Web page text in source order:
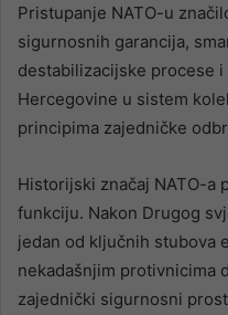
Pristupanje NATO-u
sigurnosnih garancija,
destabilizacijske procese
Hercegovine u sistem
principima zajedničke
Historijski značaj NATO-a
funkciju. Nakon Drugog
jedan od ključnih stubova
nekadašnjim protivnicima
zajednički sigurnosni